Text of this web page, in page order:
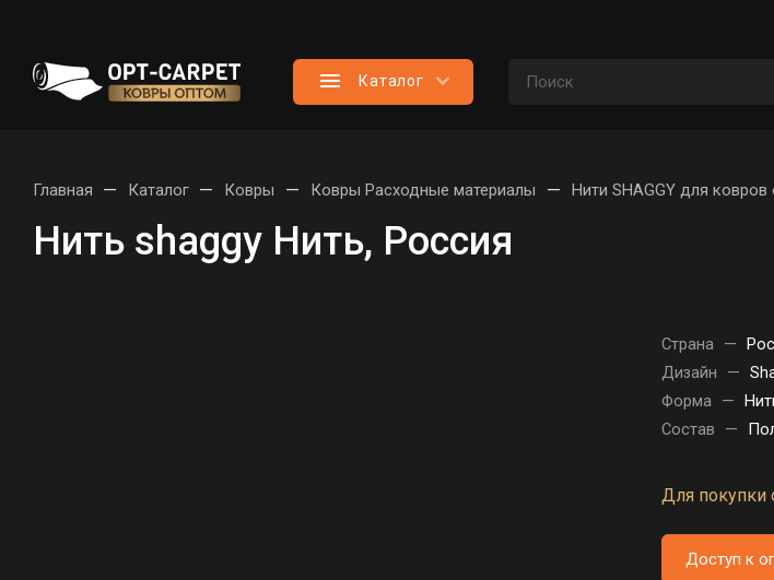
Каталог
Главная — Каталог — Ковры — Ковры Расходные материалы — Нити SHAGGY для ковров
Нить shaggy Нить, Россия
Страна —
Дизайн
—
Форма —
Состав
—
Для покупки
Доступ к